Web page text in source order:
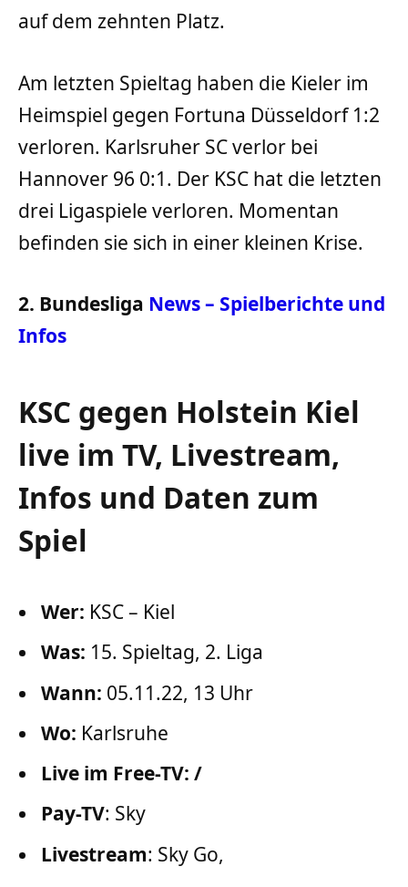
auf dem zehnten Platz.
Am letzten Spieltag haben die Kieler im
Heimspiel gegen Fortuna Düsseldorf 1:2
verloren. Karlsruher SC verlor bei
Hannover 96 0:1. Der KSC hat die letzten
drei Ligaspiele verloren. Momentan
befinden sie sich in einer kleinen Krise.
2. Bundesliga News – Spielberichte und
Infos
KSC gegen Holstein Kiel
live im TV, Livestream,
Infos und Daten zum
Spiel
Wer: KSC – Kiel
Was: 15. Spieltag, 2. Liga
Wann: 05.11.22, 13 Uhr
Wo: Karlsruhe
Live im Free-TV: /
Pay-TV: Sky
Livestream: Sky Go,